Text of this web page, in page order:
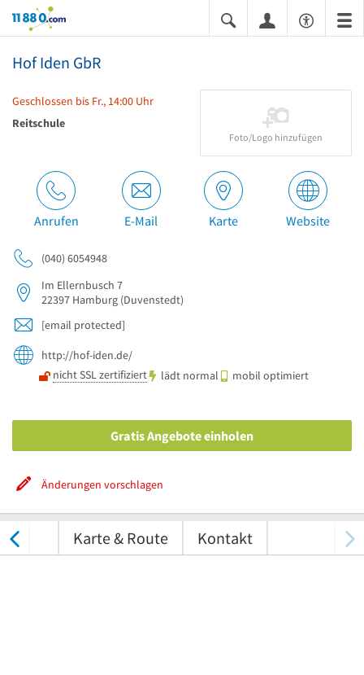
11880.com
Hof Iden GbR
Geschlossen bis Fr., 14:00 Uhr
Reitschule
Foto/Logo hinzufügen
Anrufen E-Mail Karte Website
(040) 6054948
Im Ellernbusch 7
22397 Hamburg (Duvenstedt)
[email protected]
http://hof-iden.de/
nicht SSL zertifiziert
lädt normal mobil optimiert
Gratis Angebote einholen
Änderungen vorschlagen
Karte & Route Kontakt